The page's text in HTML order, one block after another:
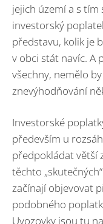
jejich území a s
investorský
představu, kolik je
v obci stát navíc. A
všechny, nemělo
znevýhodňování
Investorské
především u
předpokládat větší
těchto
začínají objevovat
podobného
Uvozovky jsou tu